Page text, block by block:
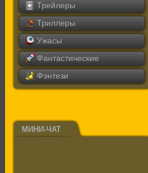
Трейлеры
Триллеры
Ужасы
Фантастические
Фэнтези
МИНИ-ЧАТ